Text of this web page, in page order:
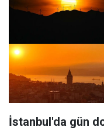
İstanbul'da gün